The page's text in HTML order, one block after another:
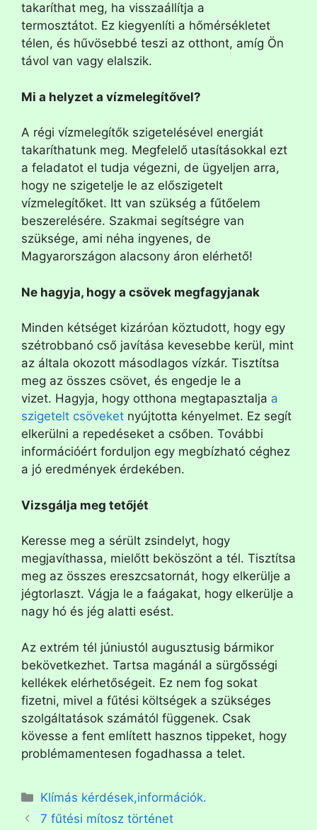
takaríthat meg, ha visszaállítja a
termosztátot. Ez kiegyenlíti a hőmérsékletet
télen, és hűvösebbé teszi az otthont, amíg Ön
távol van vagy elalszik.
Mi a helyzet a vízmelegítővel?
A régi vízmelegítők szigetelésével energiát
takaríthatunk meg. Megfelelő utasításokkal ezt
a feladatot el tudja végezni, de ügyeljen arra,
hogy ne szigetelje le az előszigetelt
vízmelegítőket. Itt van szükség a fűtőelem
beszerelésére. Szakmai segítségre van
szüksége, ami néha ingyenes, de
Magyarországon alacsony áron elérhető!
Ne hagyja, hogy a csövek megfagyjanak
Minden kétséget kizáróan köztudott, hogy egy
szétrobbanó cső javítása kevesebbe kerül, mint
az általa okozott másodlagos vízkár. Tisztítsa
meg az összes csövet, és engedje le a
vizet. Hagyja, hogy otthona megtapasztalja a
szigetelt csöveket nyújtotta kényelmet. Ez segít
elkerülni a repedéseket a csőben. További
információért forduljon egy megbízható céghez
a jó eredmények érdekében.
Vizsgálja meg tetőjét
Keresse meg a sérült zsindelyt, hogy
megjavíthassa, mielőtt beköszönt a tél. Tisztítsa
meg az összes ereszcsatornát, hogy elkerülje a
jégtorlaszt. Vágja le a faágakat, hogy elkerülje a
nagy hó és jég alatti esést.
Az extrém tél júniustól augusztusig bármikor
bekövetkezhet. Tartsa magánál a sürgősségi
kellékek elérhetőségeit. Ez nem fog sokat
fizetni, mivel a fűtési költségek a szükséges
szolgáltatások számától függenek. Csak
kövesse a fent említett hasznos tippeket, hogy
problémamentesen fogadhassa a telet.
Klímás kérdések,információk.
7 fűtési mítosz történet